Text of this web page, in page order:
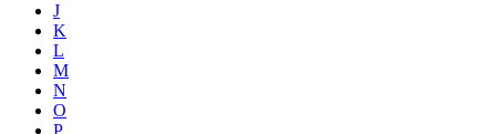
J
K
L
M
N
O
P